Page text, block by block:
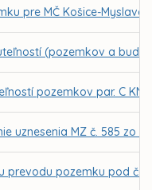
pre MČ Košice-
(pozemkov a
pozemkov par. C KN
uznesenia MZ č. 585 zo
prevodu pozemku pod